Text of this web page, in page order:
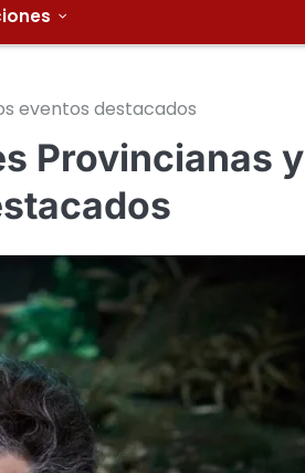
eventos destacados
Provincianas y